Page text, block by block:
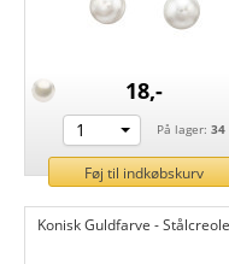
18,-
1 På lager: 34
Føj til indkøbskurv